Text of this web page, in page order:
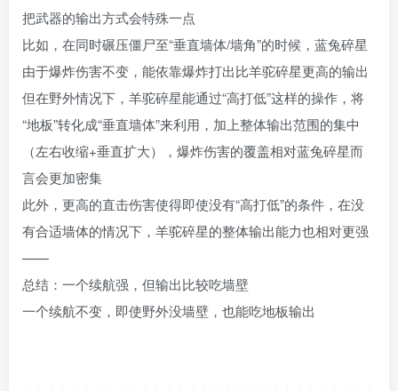
把武器的输出方式会特殊一点
比如，在同时碾压僵尸至“垂直墙体/墙角”的时候，蓝兔碎星
由于爆炸伤害不变，能依靠爆炸打出比羊驼碎星更高的输出
但在野外情况下，羊驼碎星能通过“高打低”这样的操作，将
“地板”转化成“垂直墙体”来利用，加上整体输出范围的集中
（左右收缩+垂直扩大），爆炸伤害的覆盖相对蓝兔碎星而
言会更加密集
此外，更高的直击伤害使得即使没有“高打低”的条件，在没
有合适墙体的情况下，羊驼碎星的整体输出能力也相对更强
——
总结：一个续航强，但输出比较吃墙壁
一个续航不变，即使野外没墙壁，也能吃地板输出